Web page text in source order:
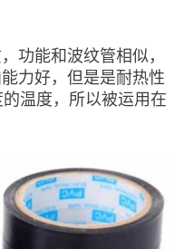
功能和波纹管相似，
力好，但是是耐热性
温度，所以被运用在